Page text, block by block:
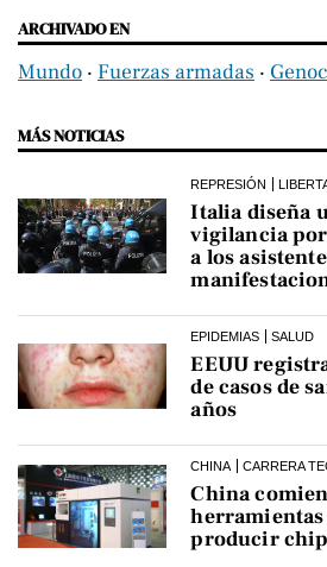
ARCHIVADO EN
Mundo ‧ Fuerzas armadas ‧
MÁS NOTICIAS
REPRESIÓN
Italia diseña
vigilancia
a los
EPIDEMIAS SALUD
EEUU
de casos de
años
CHINA CARRERA
China
producir